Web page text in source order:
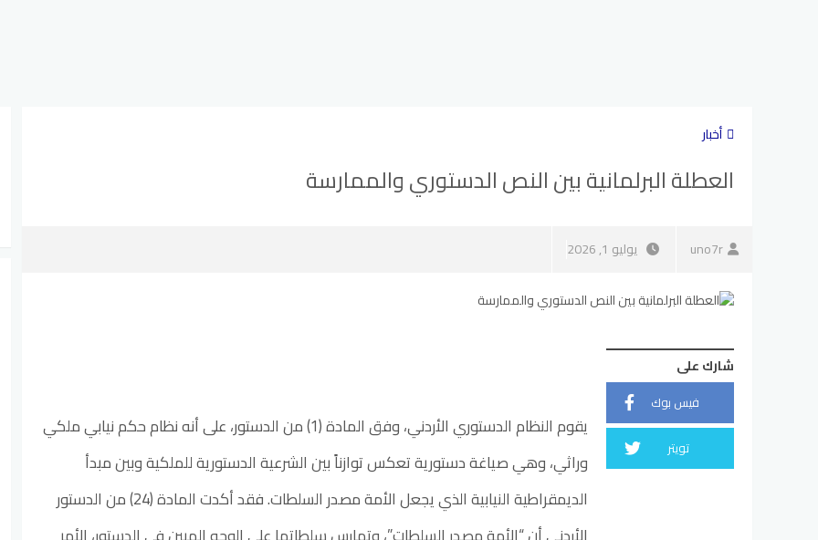
أخبار
العطلة البرلمانية بين النص الدستوري والممارسة
uno7r يوليو 1, 2026
شارك على
فيس بوك
تويتر
يقوم النظام الدستوري الأردني، وفق المادة (1) من الدستور، على أنه نظام حكم نيابي ملكي
وراثي، وهي صياغة دستورية تعكس توازناً بين الشرعية الدستورية للملكية وبين مبدأ
الديمقراطية النيابية الذي يجعل الأمة مصدر السلطات. فقد أكدت المادة (24) من الدستور